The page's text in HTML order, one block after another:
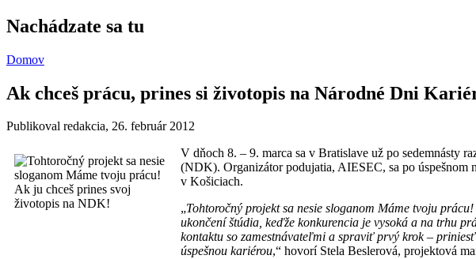
Nachádzate sa tu
Domov
Ak chceš prácu, prines si životopis na Národné Dni
Publikoval redakcia, 26. február 2012
V dňoch 8. – 9. marca sa v Bratislave už po sedemnásty
(NDK). Organizátor podujatia, AIESEC, sa po
v Košiciach.
„Tohtoročný projekt sa nesie sloganom Máme tvoju
ukončení štúdia, keďže konkurencia je vysoká a na trhu
kontaktu so zamestnávateľmi a spraviť prvý krok –
úspešnou kariérou,“ hovorí Stela Beslerová, projektová